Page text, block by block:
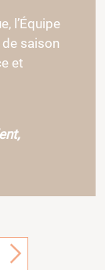
l’Équipe
saison
et